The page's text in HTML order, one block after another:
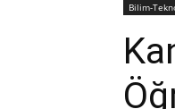
Bilim-